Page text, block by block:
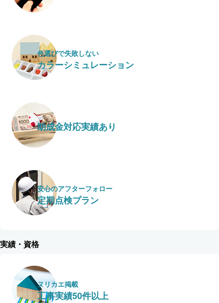
色選びで失敗しない
カラーシミュレーション
助成金対応実績あり
安心のアフターフォロー
定期点検プラン
実績・資格
ヌリカエ掲載
工事実績50件以上